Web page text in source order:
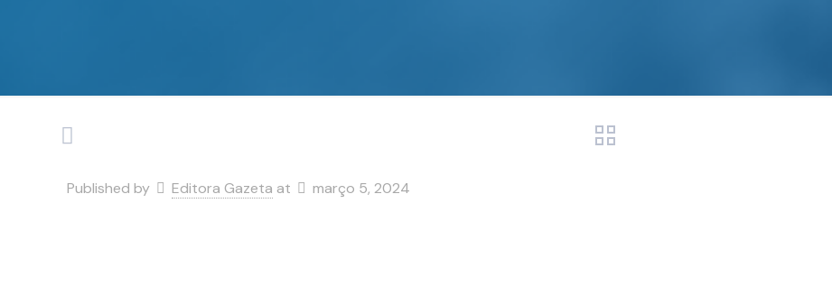
Published by Editora Gazeta at março 5, 2024